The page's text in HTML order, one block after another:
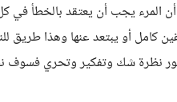
المرء يجب أن يعتقد بالخطأ
كامل أو يبتعد عنها وهذا طريق
نظرة شك وتفكير وتحري فسوف